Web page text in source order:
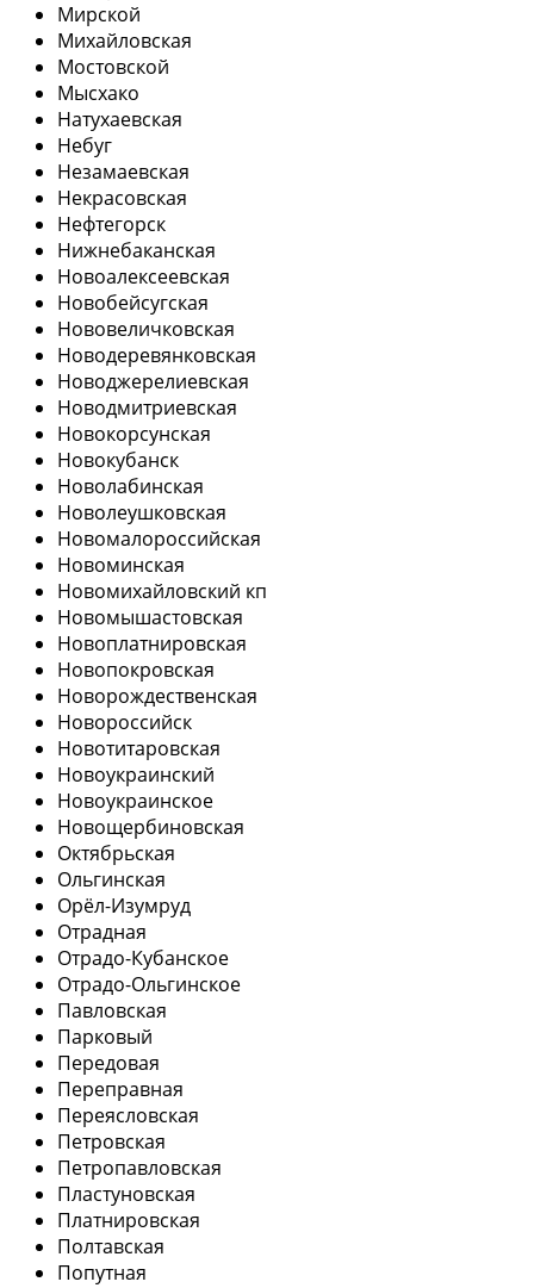
Мирской
Михайловская
Мостовской
Мысхако
Натухаевская
Небуг
Незамаевская
Некрасовская
Нефтегорск
Нижнебаканская
Новоалексеевская
Новобейсугская
Нововеличковская
Новодеревянковская
Новоджерелиевская
Новодмитриевская
Новокорсунская
Новокубанск
Новолабинская
Новолеушковская
Новомалороссийская
Новоминская
Новомихайловский кп
Новомышастовская
Новоплатнировская
Новопокровская
Новорождественская
Новороссийск
Новотитаровская
Новоукраинский
Новоукраинское
Новощербиновская
Октябрьская
Ольгинская
Орёл-Изумруд
Отрадная
Отрадо-Кубанское
Отрадо-Ольгинское
Павловская
Парковый
Передовая
Переправная
Переясловская
Петровская
Петропавловская
Пластуновская
Платнировская
Полтавская
Попутная